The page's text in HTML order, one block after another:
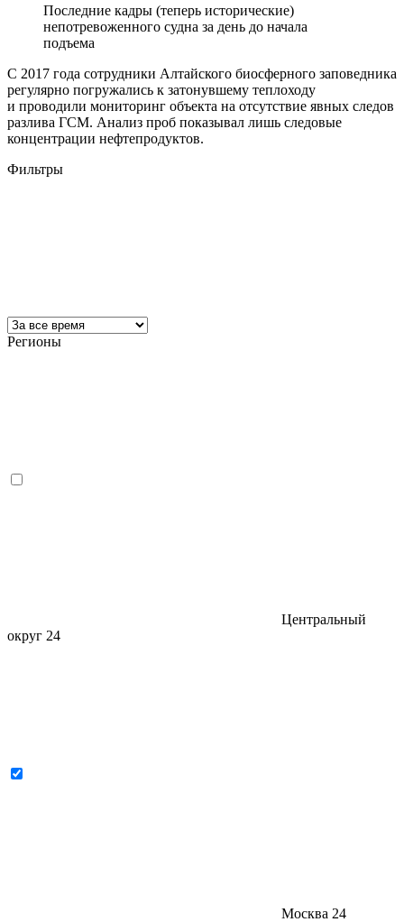
Последние кадры (теперь исторические)
непотревоженного судна за день до начала
подъема
С 2017 года сотрудники Алтайского биосферного заповедника
регулярно погружались к затонувшему теплоходу
и проводили мониторинг объекта на отсутствие явных следов
разлива ГСМ. Анализ проб показывал лишь следовые
концентрации нефтепродуктов.
Фильтры
Регионы
Центральный
округ 24
Москва 24